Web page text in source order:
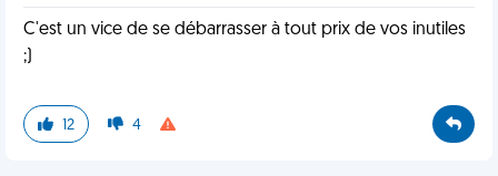
C'est un vice de se débarrasser à tout prix de vos inutiles
;)
12 4